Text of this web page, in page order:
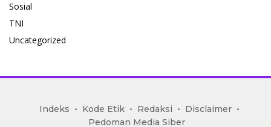
Sosial
TNI
Uncategorized
mediakoran.com
Indeks Kode Etik Redaksi
Disclaimer
Pedoman Media Siber